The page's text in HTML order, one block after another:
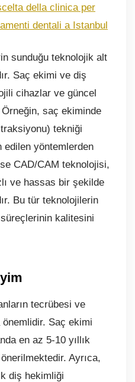
della clinica per
dentali a Istanbul
sunduğu teknolojik alt
Saç ekimi ve diş
cihazlar ve güncel
Örneğin, saç ekiminde
tekniği
edilen yöntemlerden
CAD/CAM teknolojisi,
ve hassas bir şekilde
Bu tür teknolojilerin
süreçlerinin kalitesini
tecrübesi ve
Saç ekimi
en az 5-10 yıllık
Ayrıca,
diş hekimliği